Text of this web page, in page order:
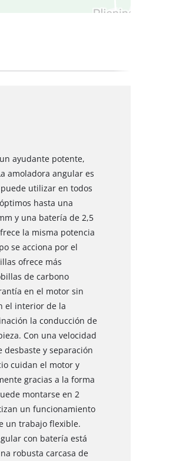
ayudante potente,
amoladora angular es
utilizar en todos
hasta una
y una batería de 2,5
la misma potencia
se acciona por el
ofrece más
de carbono
en el motor sin
el interior de la
la conducción de
Con una velocidad
y separación
cuidan el motor y
gracias a la forma
montarse en 2
un funcionamiento
un trabajo flexible.
con batería está
robusta carcasa de